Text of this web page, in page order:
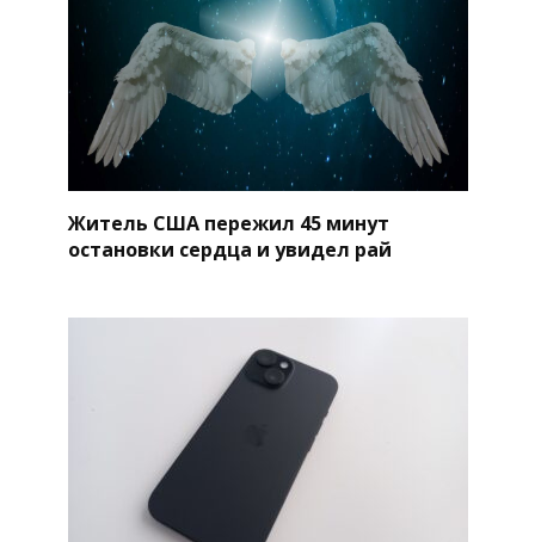
Житель США пережил 45 минут
остановки сердца и увидел рай